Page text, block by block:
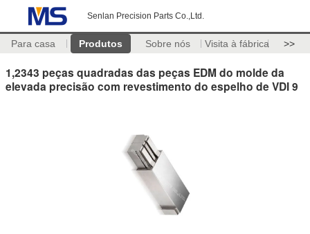
Senlan Precision Parts Co.,Ltd.
Para casa Produtos Sobre nós Visita à fábrica >>
1,2343 peças quadradas das peças EDM do molde da
elevada precisão com revestimento do espelho de VDI 9